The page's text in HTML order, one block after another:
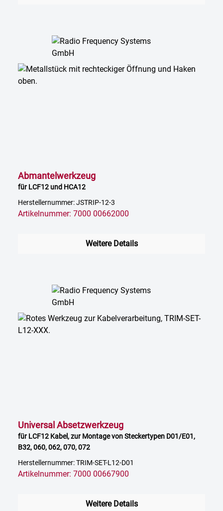
Abmantelwerkzeug
für LCF12 und HCA12
Herstellernummer: JSTRIP-12-3
Artikelnummer: 7000 00662000
Weitere Details
Universal Absetzwerkzeug
für LCF12 Kabel, zur Montage von Steckertypen D01/E01,
B32, 060, 062, 070, 072
Herstellernummer: TRIM-SET-L12-D01
Artikelnummer: 7000 00667900
Weitere Details